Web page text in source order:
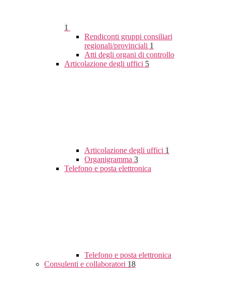
1
Rendiconti gruppi consiliari
regionali/provinciali 1
Atti degli organi di controllo
Articolazione degli uffici 5
Articolazione degli uffici 1
Organigramma 3
Telefono e posta elettronica
Telefono e posta elettronica
Consulenti e collaboratori 18